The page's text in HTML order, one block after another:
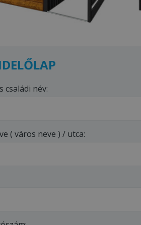
családi név:
( város neve ) / utca: